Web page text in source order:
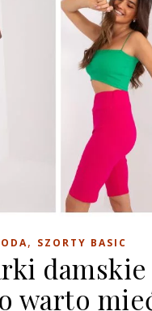
, SZORTY BASIC
damskie
warto